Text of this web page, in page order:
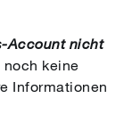
Account nicht
noch keine
Informationen